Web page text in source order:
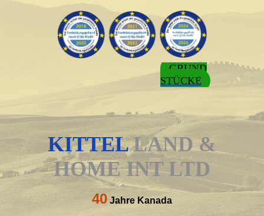
GRUND
STÜCKE
KITTEL LAND &
HOME INT LTD
40 Jahre Kanada